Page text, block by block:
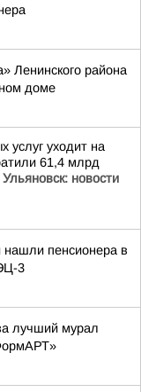
Ленинского района
доме
услуг уходит на
61,4 млрд
новости
нашли пенсионера в
3
лучший мурал